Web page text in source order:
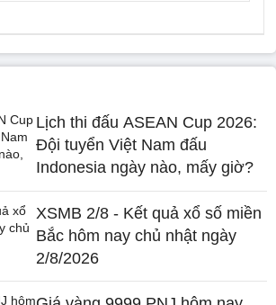
Lịch thi đấu ASEAN Cup 2026:
Đội tuyển Việt Nam đấu
Indonesia ngày nào, mấy giờ?
XSMB 2/8 - Kết quả xổ số miền
Bắc hôm nay chủ nhật ngày
2/8/2026